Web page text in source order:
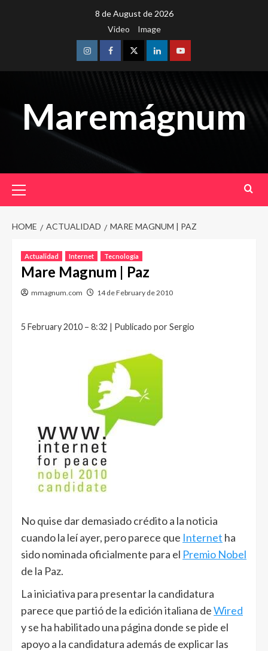
8 de August de 2026
Video
Image
InstagramFacebookTwitterLinkedinYoutube
Maremágnum
Menu
HOME ACTUALIDAD MARE MAGNUM | PAZ
Actualidad Internet Tecnología
Mare Magnum | Paz
mmagnum.com 14 de February de 2010
5 February 2010 – 8:32 | Publicado por Sergio
No quise dar demasiado crédito a la noticia
cuando la leí ayer, pero parece que Internet ha
sido nominada oficialmente para el Premio Nobel
de la Paz.
La iniciativa para presentar la candidatura
parece que partió de la edición italiana deWired
y se ha habilitado una página donde se pide el
apoyo a la candidatura además de explicar las